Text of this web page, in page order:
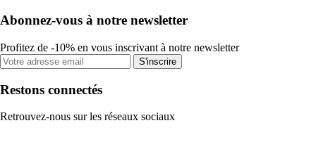
Abonnez-vous à notre newsletter
Profitez de -10% en vous inscrivant à notre newsletter
S'inscrire
Restons connectés
Retrouvez-nous sur les réseaux sociaux